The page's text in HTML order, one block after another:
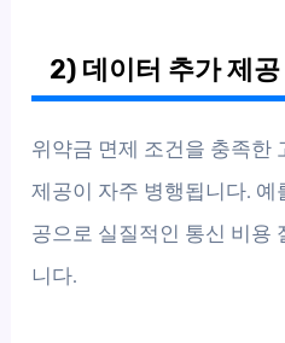
2) 데이터 추가 제공
위약금 면제 조건을 충족한
제공이 자주 병행됩니다. 예
공으로 실질적인 통신 비용
니다.